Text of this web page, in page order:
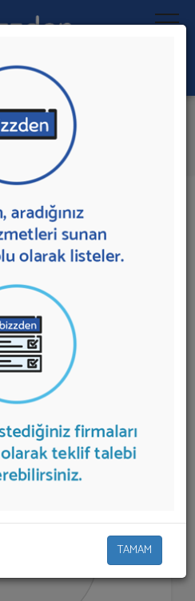
TAMAM
Ara:
Teklif İste
bulundu.
sunan firmalar aşağıda
Yazılımıteklifi almak için
da "İlk 5 Firmadan Teklif İste"
teklif talebinizi firmalara